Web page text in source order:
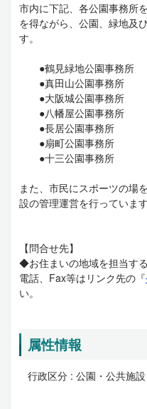
市内に下記、各公園事務所
を得ながら、公園、緑地及
す。
●鶴見緑地公園事務所
●真田山公園事務所
●大阪城公園事務所
●八幡屋公園事務所
●長居公園事務所
●扇町公園事務所
●十三公園事務所
また、市民にスポーツの場
設の管理運営を行っています
【問合せ先】
◆お住まいの地域を担当す
電話、Fax等はリンク先の『
い。
属性情報
行政区分 : 公園・公共施